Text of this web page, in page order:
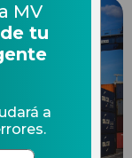
MV
tu
a